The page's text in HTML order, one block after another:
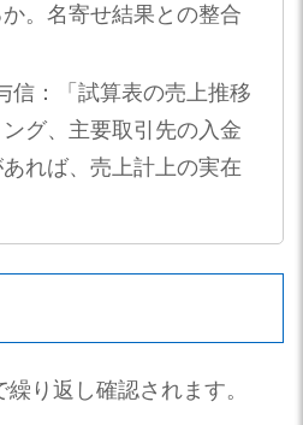
。名寄せ結果との整合
信：「試算表の売上推移
グ、主要取引先の入金
れば、売上計上の実在
り返し確認されます。